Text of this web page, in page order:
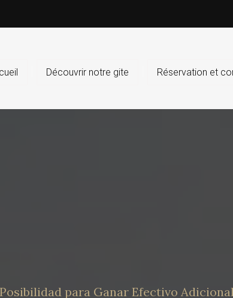
Découvrir notre gite Réservation et
para Ganar Efectivo